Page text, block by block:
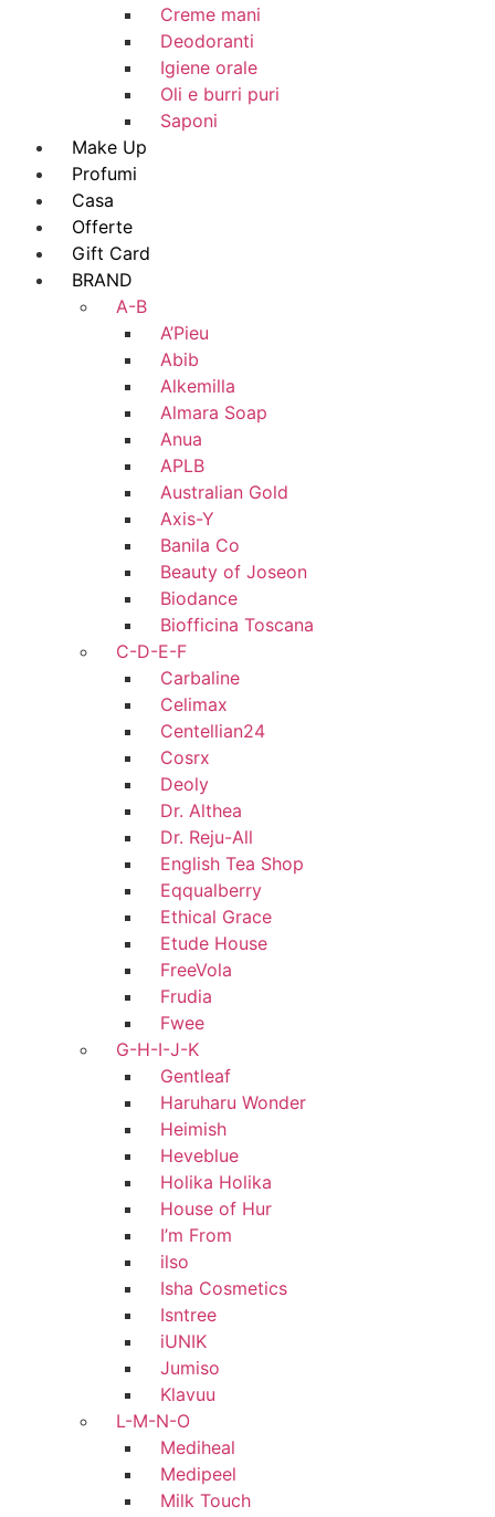
Creme mani
Deodoranti
Igiene orale
Oli e burri puri
Saponi
Make Up
Profumi
Casa
Offerte
Gift Card
BRAND
A-B
A’Pieu
Abib
Alkemilla
Almara Soap
Anua
APLB
Australian Gold
Axis-Y
Banila Co
Beauty of Joseon
Biodance
Biofficina Toscana
C-D-E-F
Carbaline
Celimax
Centellian24
Cosrx
Deoly
Dr. Althea
Dr. Reju-All
English Tea Shop
Eqqualberry
Ethical Grace
Etude House
FreeVola
Frudia
Fwee
G-H-I-J-K
Gentleaf
Haruharu Wonder
Heimish
Heveblue
Holika Holika
House of Hur
I’m From
ilso
Isha Cosmetics
Isntree
iUNIK
Jumiso
Klavuu
L-M-N-O
Mediheal
Medipeel
Milk Touch